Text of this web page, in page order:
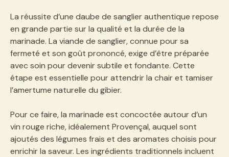
La réussite d’une daube de sanglier authentique repose
en grande partie sur la qualité et la durée de la
marinade. La viande de sanglier, connue pour sa
fermeté et son goût prononcé, exige d’être préparée
avec soin pour devenir subtile et fondante. Cette
étape est essentielle pour attendrir la chair et tamiser
l’amertume naturelle du gibier.
Pour ce faire, la marinade est concoctée autour d’un
vin rouge riche, idéalement Provençal, auquel sont
ajoutés des légumes frais et des aromates choisis pour
enrichir la saveur. Les ingrédients traditionnels incluent